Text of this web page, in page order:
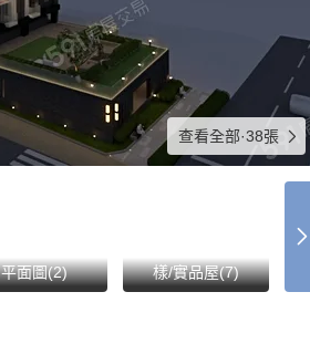
查看全部·38張
平面圖(2) 樣/實品屋(7)